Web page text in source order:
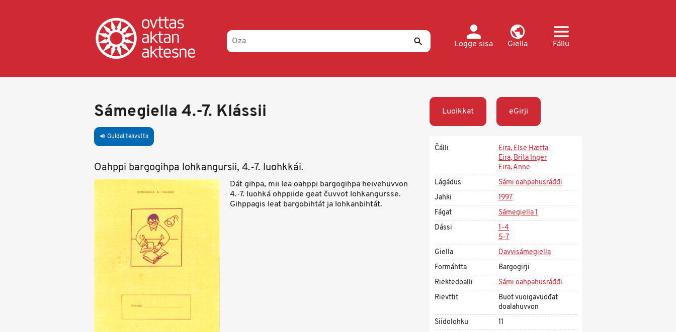
Logge sisa
Giella Fállu
Sámegiella 4.-7. Klássii
volume_up Guldal teavstta
Oahppi bargogihpa lohkangursii, 4.-7. luohkkái.
Dát gihpa, mii lea oahppi bargogihpa heivehuvvon
4.-7. luohká ohppiide geat čuvvot lohkangursse.
Gihppagis leat bargobihtát ja lohkanbihtát.
Luoikkat eGirji
Čálli
Eira, Else Hætta
Eira, Brita Inger
Eira, Anne
Lágádus
Sámi oahpahusráđđi
Jahki
1997
Fágat
Sámegiella 1
Dássi
1-4
5-7
Giella
Davvisámegiella
Formáhtta
Bargogirji
Riektedoalli
Sámi oahpahusráđđi
Rievttit
Buot vuoigavuođat
doalahuvvon
Siidolohku
11